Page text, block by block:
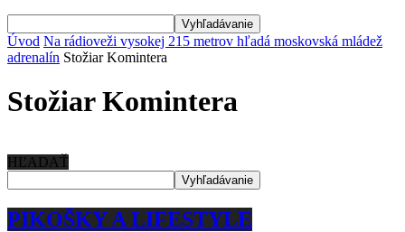
Úvod Na rádioveži vysokej 215 metrov hľadá moskovská mládež
adrenalín Stožiar Komintera
Stožiar Komintera
HĽADAŤ
PIKOŠKY A LIFESTYLE